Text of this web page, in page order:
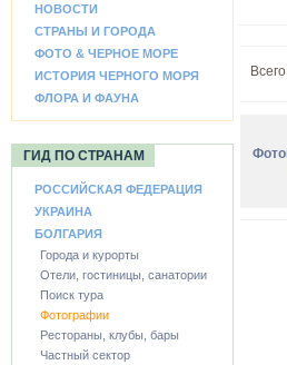
НОВОСТИ
СТРАНЫ И ГОРОДА
ФОТО & ЧЕРНОЕ МОРЕ
ИСТОРИЯ ЧЕРНОГО МОРЯ
ФЛОРА И ФАУНА
ГИД ПО СТРАНАМ
РОССИЙСКАЯ ФЕДЕРАЦИЯ
УКРАИНА
БОЛГАРИЯ
Города и курорты
Отели, гостиницы, санатории
Поиск тура
Фотографии
Рестораны, клубы, бары
Частный сектор